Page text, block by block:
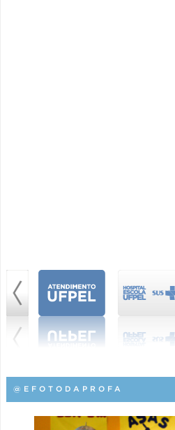
@EFOTODAPROFA